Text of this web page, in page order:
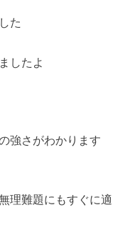
た
したよ
強さがわかります
理難題にもすぐに適